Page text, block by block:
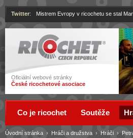
Ricochet
Oficiální webové stránky
České ricochetové asociace
Twitter: Mistrem Evropy v ricochetu se stal
Úvodní stránka › Hráči a družstva › Hráči ›
Co je ricochet Soutěže